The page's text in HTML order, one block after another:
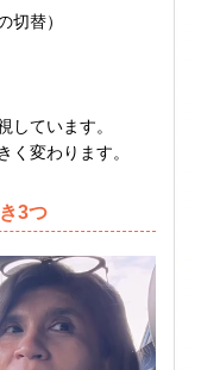
切替）
しています。
く変わります。
3つ